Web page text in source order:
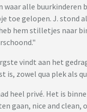
alle buurkinderen
toe gelopen. J. stond
hem stilletjes naar
vindt aan het
is, zowel qua plek als
heel privé. Het is
gaan, nice and clean,